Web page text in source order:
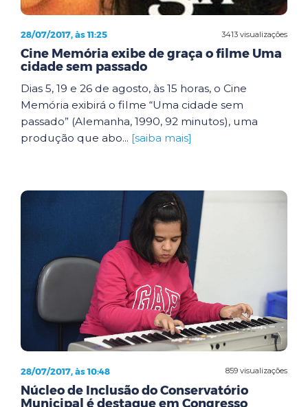
3413 visualizações
28/07/2017, às 11:25
Cine Memória exibe de graça o filme Uma
cidade sem passado
Dias 5, 19 e 26 de agosto, às 15 horas, o Cine
Memória exibirá o filme “Uma cidade sem
passado” (Alemanha, 1990, 92 minutos), uma
produção que abo... [saiba mais]
859 visualizações
28/07/2017, às 10:48
Núcleo de Inclusão do Conservatório
Municipal é destaque em Congresso